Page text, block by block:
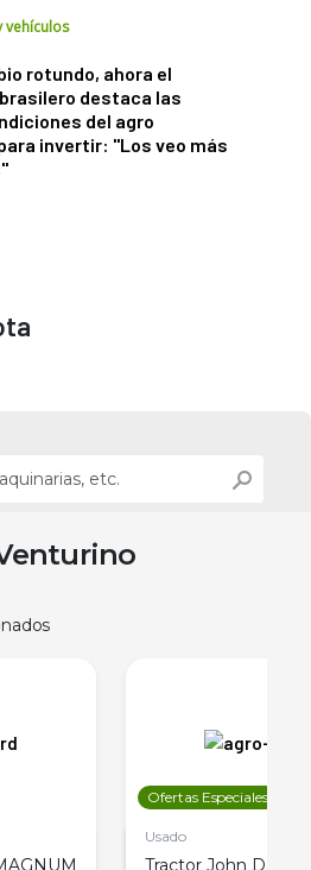
vehículos
rotundo, ahora el
destaca las
del agro
invertir: "Los veo más
Ofertas Especiales
Usado
Tractor John Deere